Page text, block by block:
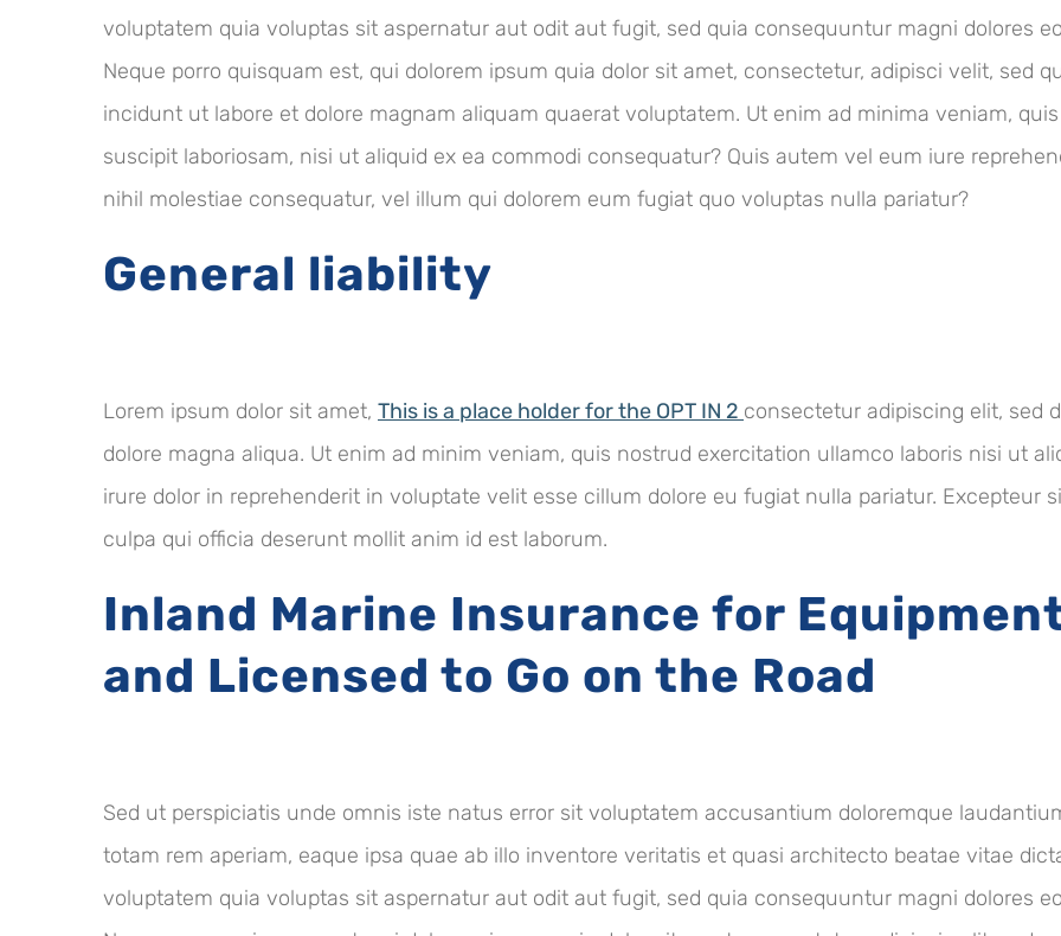
voluptatem quia voluptas sit aspernatur aut odit aut fugit, sed quia consequuntur magni dolores
Neque porro quisquam est, qui dolorem ipsum quia dolor sit amet, consectetur, adipisci velit, sed
incidunt ut labore et dolore magnam aliquam quaerat voluptatem. Ut enim ad minima veniam,
suscipit laboriosam, nisi ut aliquid ex ea commodi consequatur? Quis autem vel eum iure
nihil molestiae consequatur, vel illum qui dolorem eum fugiat quo voluptas nulla pariatur?
General liability
Lorem ipsum dolor sit amet, This is a place holder for the OPT IN 2 consectetur adipiscing elit, sed
dolore magna aliqua. Ut enim ad minim veniam, quis nostrud exercitation ullamco laboris nisi ut
irure dolor in reprehenderit in voluptate velit esse cillum dolore eu fugiat nulla pariatur.
culpa qui officia deserunt mollit anim id est laborum.
Inland Marine Insurance for
and Licensed to Go on the Road
Sed ut perspiciatis unde omnis iste natus error sit voluptatem accusantium doloremque
totam rem aperiam, eaque ipsa quae ab illo inventore veritatis et quasi architecto beatae vitae
voluptatem quia voluptas sit aspernatur aut odit aut fugit, sed quia consequuntur magni dolores